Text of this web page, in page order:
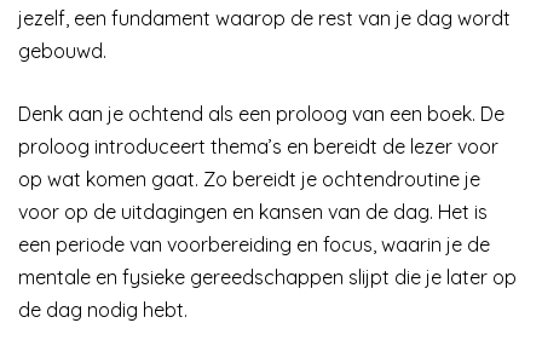
jezelf, een fundament waarop de rest van je dag wordt
gebouwd.
Denk aan je ochtend als een proloog van een boek. De
proloog introduceert thema’s en bereidt de lezer voor
op wat komen gaat. Zo bereidt je ochtendroutine je
voor op de uitdagingen en kansen van de dag. Het is
een periode van voorbereiding en focus, waarin je de
mentale en fysieke gereedschappen slijpt die je later op
de dag nodig hebt.